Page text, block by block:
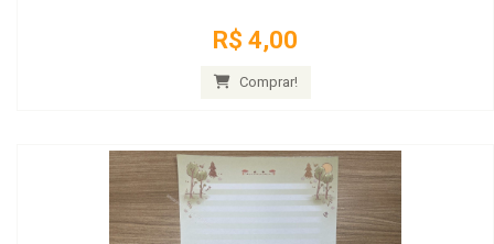
R$ 4,00
Comprar!